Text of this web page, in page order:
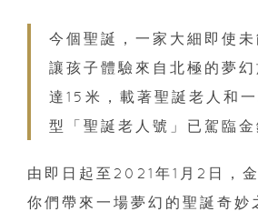
今個聖誕，一家大細即使
讓孩子體驗來自北極的夢
達15米，載著聖誕老人和
型「聖誕老人號」已駕臨金
由即日起至2021年1月2日，
你們帶來一場夢幻的聖誕奇妙